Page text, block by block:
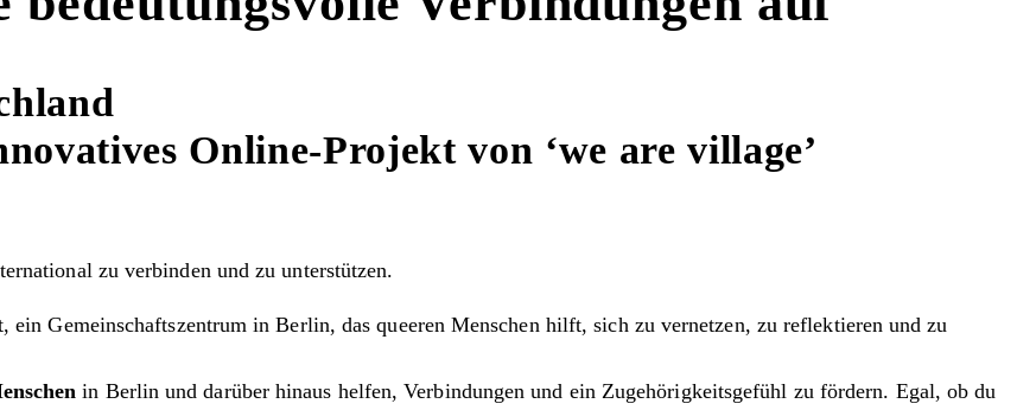
Online-Projekt von ‘we are village’
zu verbinden und zu unterstützen.
ein Gemeinschaftszentrum in Berlin, das queeren Menschen hilft, sich zu vernetzen, zu reflektieren und zu
in Berlin und darüber hinaus helfen, Verbindungen und ein Zugehörigkeitsgefühl zu fördern. Egal, ob du